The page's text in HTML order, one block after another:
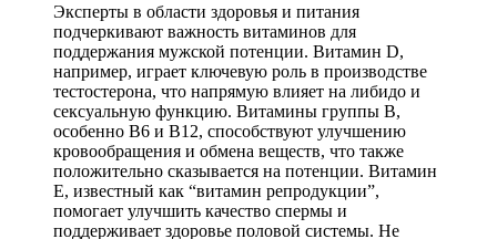
Эксперты в области здоровья и питания
подчеркивают важность витаминов для
поддержания мужской потенции. Витамин D,
например, играет ключевую роль в производстве
тестостерона, что напрямую влияет на либидо и
сексуальную функцию. Витамины группы B,
особенно B6 и B12, способствуют улучшению
кровообращения и обмена веществ, что также
положительно сказывается на потенции. Витамин
E, известный как “витамин репродукции”,
помогает улучшить качество спермы и
поддерживает здоровье половой системы. Не